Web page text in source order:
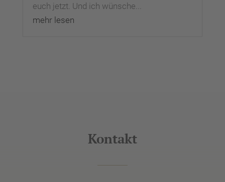
euch jetzt. Und ich wünsche...
mehr lesen
Kontakt